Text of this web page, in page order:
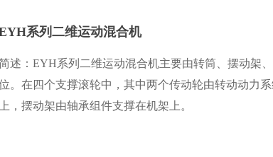
系列二维运动混合机
述：EYH系列二维运动混合机主要由转筒、摆动架
。在四个支撑滚轮中，其中两个传动轮由转动动力
上，摆动架由轴承组件支撑在机架上。